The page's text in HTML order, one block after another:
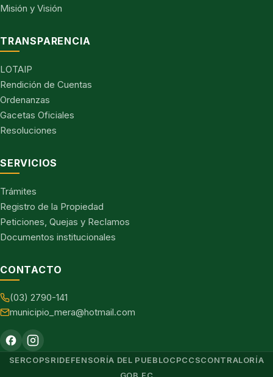
Misión y Visión
TRANSPARENCIA
LOTAIP
Rendición de Cuentas
Ordenanzas
Gacetas Oficiales
Resoluciones
SERVICIOS
Trámites
Registro de la Propiedad
Peticiones, Quejas y Reclamos
Documentos institucionales
CONTACTO
(03) 2790-141
municipio_mera@hotmail.com
SERCOPSRIDEFENSORÍA DEL PUEBLOCPCCSCONTRALORÍA